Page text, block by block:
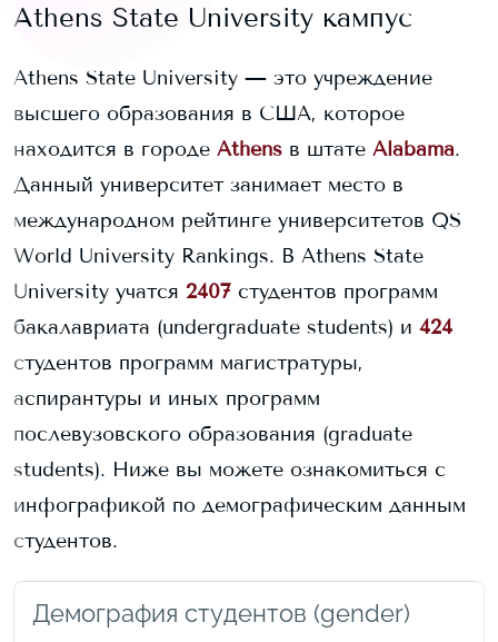
Athens State University кампус
Athens State University — это учреждение
высшего образования в США, которое
находится в городе Athens в штате Alabama.
Данный университет занимает место в
международном рейтинге университетов QS
World University Rankings. В Athens State
University учатся 2407 студентов программ
бакалавриата (undergraduate students) и 424
студентов программ магистратуры,
аспирантуры и иных программ
послевузовского образования (graduate
students). Ниже вы можете ознакомиться с
инфографикой по демографическим данным
студентов.
Демография студентов (gender)